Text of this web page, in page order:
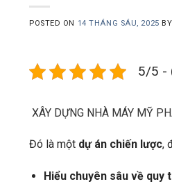
POSTED ON 14 THÁNG SÁU, 2025 BY
5/5 -
XÂY DỰNG NHÀ MÁY MỸ
Đó là một dự án chiến lược,
Hiểu chuyên sâu về quy